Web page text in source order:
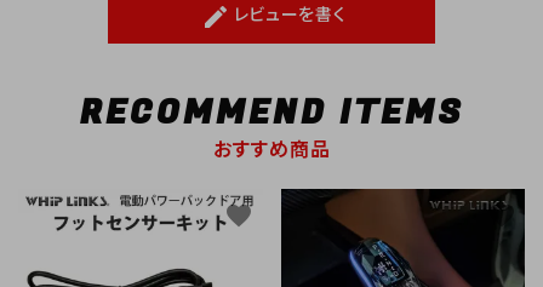
create レビューを書く
RECOMMEND ITEMS
おすすめ商品
favorite favorite